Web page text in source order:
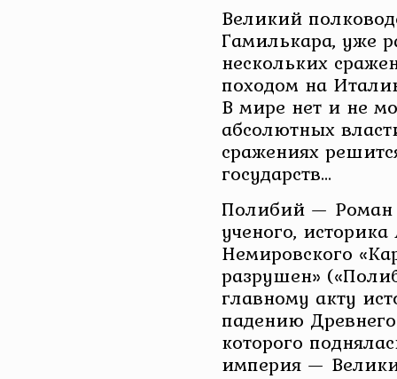
Великий
Гамилькара, уже
нескольких
походом на
В мире нет и не
абсолютных
сражениях
государств…
Полибий — Роман
ученого,
Немировского
разрушен»
главному акту
падению
которого
империя —